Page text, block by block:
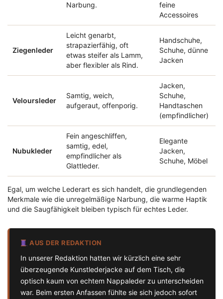
Narbung.
feine
Accessoires
Ziegenleder
Leicht genarbt,
strapazierfähig, oft
etwas steifer als Lamm,
aber flexibler als Rind.
Handschuhe,
Schuhe, dünne
Jacken
Veloursleder
Samtig, weich,
aufgeraut, offenporig.
Jacken,
Schuhe,
Handtaschen
(empfindlicher)
Nubukleder
Fein angeschliffen,
samtig, edel,
empfindlicher als
Glattleder.
Elegante
Jacken,
Schuhe, Möbel
Egal, um welche Lederart es sich handelt, die grundlegenden
Merkmale wie die unregelmäßige Narbung, die warme Haptik
und die Saugfähigkeit bleiben typisch für echtes Leder.
AUS DER REDAKTION
In unserer Redaktion hatten wir kürzlich eine sehr
überzeugende Kunstlederjacke auf dem Tisch, die
optisch kaum von echtem Nappaleder zu unterscheiden
war. Beim ersten Anfassen fühlte sie sich jedoch sofort